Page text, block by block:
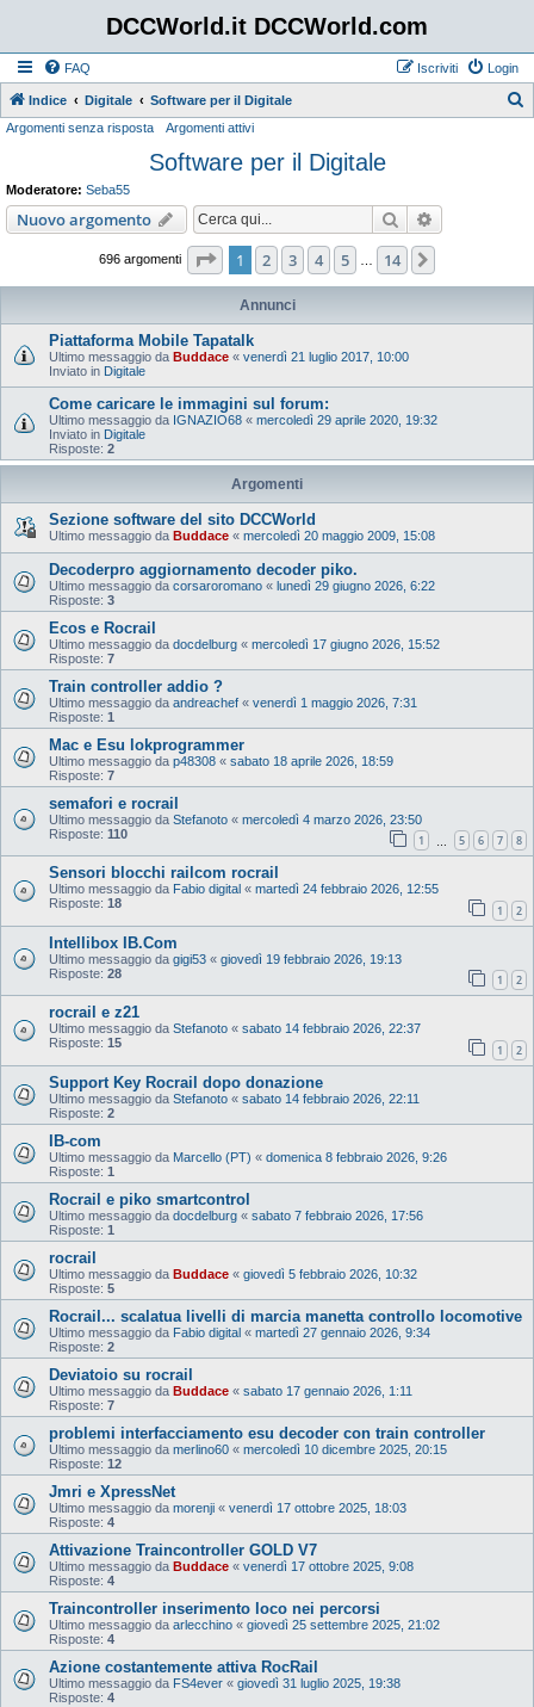
DCCWorld.it DCCWorld.com
FAQ Login
Iscriviti
Indice Digitale Software per il Digitale
Argomenti senza risposta Argomenti attivi
Software per il Digitale
Moderatore: Seba55
Nuovo argomento Cerca
696 argomenti Pagina di 14
1 2 3 4 5 14
Annunci
Piattaforma Mobile Tapatalk
Ultimo messaggio da Buddace « venerdì 21 luglio 2017, 10:00
Inviato in Digitale
Come caricare le immagini sul forum:
Ultimo messaggio da IGNAZIO68 « mercoledì 29 aprile 2020, 19:32
Inviato in Digitale
Risposte: 2
Argomenti
Sezione software del sito DCCWorld
Ultimo messaggio da Buddace « mercoledì 20 maggio 2009, 15:08
Decoderpro aggiornamento decoder piko.
Ultimo messaggio da corsaroromano « lunedì 29 giugno 2026, 6:22
Risposte: 3
Ecos e Rocrail
Ultimo messaggio da docdelburg « mercoledì 17 giugno 2026, 15:52
Risposte: 7
Train controller addio ?
Ultimo messaggio da andreachef « venerdì 1 maggio 2026, 7:31
Risposte: 1
Mac e Esu lokprogrammer
Ultimo messaggio da p48308 « sabato 18 aprile 2026, 18:59
Risposte: 7
semafori e rocrail
Ultimo messaggio da Stefanoto « mercoledì 4 marzo 2026, 23:50
Risposte: 110 1 5 6 7 8
Sensori blocchi railcom rocrail
Ultimo messaggio da Fabio digital « martedì 24 febbraio 2026, 12:55
Risposte: 18 1 2
Intellibox IB.Com
Ultimo messaggio da gigi53 « giovedì 19 febbraio 2026, 19:13
Risposte: 28 1 2
rocrail e z21
Ultimo messaggio da Stefanoto « sabato 14 febbraio 2026, 22:37
Risposte: 15 1 2
Support Key Rocrail dopo donazione
Ultimo messaggio da Stefanoto « sabato 14 febbraio 2026, 22:11
Risposte: 2
IB-com
Ultimo messaggio da Marcello (PT) « domenica 8 febbraio 2026, 9:26
Risposte: 1
Rocrail e piko smartcontrol
Ultimo messaggio da docdelburg « sabato 7 febbraio 2026, 17:56
Risposte: 1
rocrail
Ultimo messaggio da Buddace « giovedì 5 febbraio 2026, 10:32
Risposte: 5
Rocrail... scalatua livelli di marcia manetta controllo locomotive
Ultimo messaggio da Fabio digital « martedì 27 gennaio 2026, 9:34
Risposte: 2
Deviatoio su rocrail
Ultimo messaggio da Buddace « sabato 17 gennaio 2026, 1:11
Risposte: 7
problemi interfacciamento esu decoder con train controller
Ultimo messaggio da merlino60 « mercoledì 10 dicembre 2025, 20:15
Risposte: 12
Jmri e XpressNet
Ultimo messaggio da morenji « venerdì 17 ottobre 2025, 18:03
Risposte: 4
Attivazione Traincontroller GOLD V7
Ultimo messaggio da Buddace « venerdì 17 ottobre 2025, 9:08
Risposte: 4
Traincontroller inserimento loco nei percorsi
Ultimo messaggio da arlecchino « giovedì 25 settembre 2025, 21:02
Risposte: 4
Azione costantemente attiva RocRail
Ultimo messaggio da FS4ever « giovedì 31 luglio 2025, 19:38
Risposte: 4